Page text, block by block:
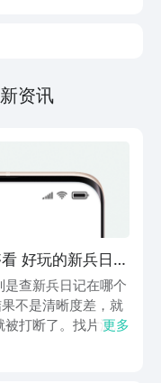
纯粹靠空间逻辑和色
稀罕了。
资讯
好玩的新兵日记
查新兵日记在哪个
不是清晰度差，就
打断了。找片源别
全，播放稳不稳，
更多